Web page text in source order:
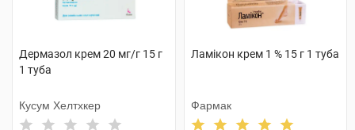
Дермазол крем 20 мг/г 15 г
1 туба
Кусум Хелтхкер
Ламікон крем 1 % 15 г 1 туба
Фармак